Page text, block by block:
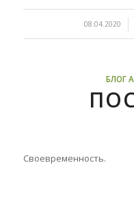
08.04.2020
/
БЛОГ
Своевременность.